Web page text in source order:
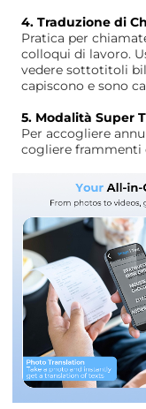
4. Traduzione di
Pratica per
colloqui di lavoro.
vedere sottotitoli
capiscono e sono
5. Modalità Super
Per accogliere
cogliere frammenti